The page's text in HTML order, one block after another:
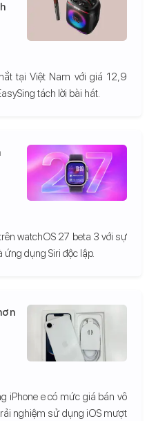
tại Việt Nam với giá 12,9
tách lời bài hát.
watchOS 27 beta 3 với sự
ứng dụng Siri độc lập.
iPhone e có mức giá bán vô
nghiệm sử dụng iOS mượt